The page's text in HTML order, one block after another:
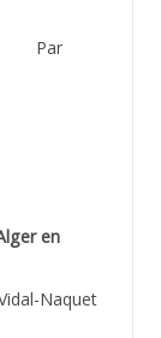
Par
en
Naquet